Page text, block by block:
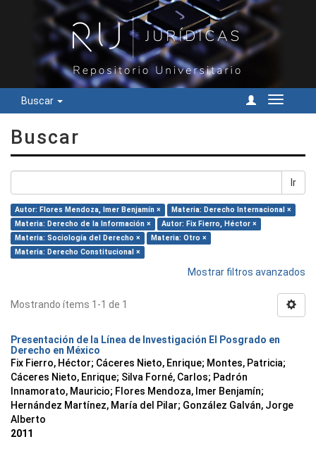
Buscar
Cambiar
Buscar
Ir
Autor: Flores Mendoza, Imer Benjamín ×
Materia: Derecho Internacional ×
Materia: Derecho de la Información ×
Autor: Fix Fierro, Héctor ×
Materia: Sociología del Derecho ×
Materia: Otro ×
Materia: Derecho Constitucional ×
Mostrar filtros avanzados
Mostrando ítems 1-1 de 1
Presentación de la Línea de Investigación El Posgrado en
Derecho en México
Fix Fierro, Héctor; Cáceres Nieto, Enrique; Montes, Patricia;
Cáceres Nieto, Enrique; Silva Forné, Carlos; Padrón
Innamorato, Mauricio; Flores Mendoza, Imer Benjamín;
Hernández Martínez, María del Pilar; González Galván, Jorge
Alberto
2011